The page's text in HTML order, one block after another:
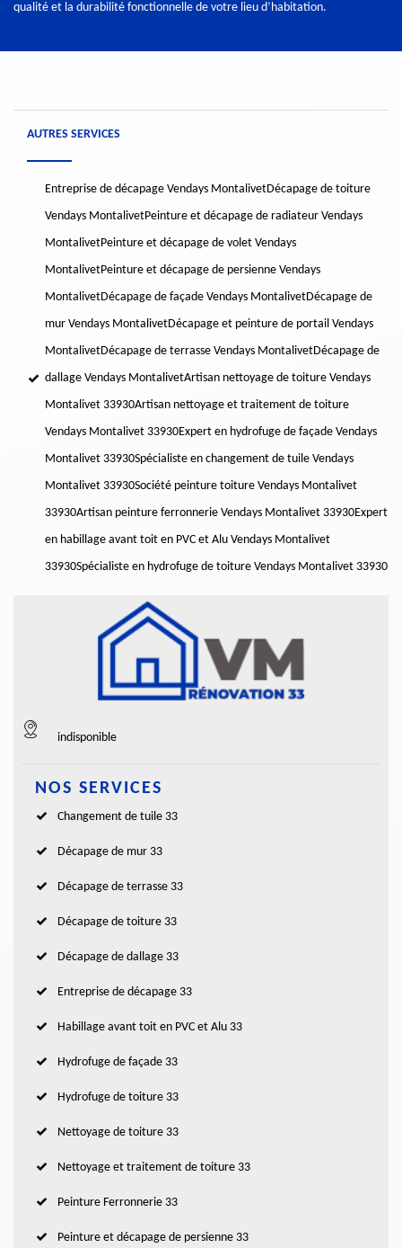
qualité et la durabilité fonctionnelle de votre lieu d’habitation.
AUTRES SERVICES
Entreprise de décapage Vendays MontalivetDécapage de toiture
Vendays MontalivetPeinture et décapage de radiateur Vendays
MontalivetPeinture et décapage de volet Vendays
MontalivetPeinture et décapage de persienne Vendays
MontalivetDécapage de façade Vendays MontalivetDécapage de
mur Vendays MontalivetDécapage et peinture de portail Vendays
MontalivetDécapage de terrasse Vendays MontalivetDécapage de
dallage Vendays MontalivetArtisan nettoyage de toiture Vendays
Montalivet 33930Artisan nettoyage et traitement de toiture
Vendays Montalivet 33930Expert en hydrofuge de façade Vendays
Montalivet 33930Spécialiste en changement de tuile Vendays
Montalivet 33930Société peinture toiture Vendays Montalivet
33930Artisan peinture ferronnerie Vendays Montalivet 33930Expert
en habillage avant toit en PVC et Alu Vendays Montalivet
33930Spécialiste en hydrofuge de toiture Vendays Montalivet 33930
indisponible
NOS SERVICES
Changement de tuile 33
Décapage de mur 33
Décapage de terrasse 33
Décapage de toiture 33
Décapage de dallage 33
Entreprise de décapage 33
Habillage avant toit en PVC et Alu 33
Hydrofuge de façade 33
Hydrofuge de toiture 33
Nettoyage de toiture 33
Nettoyage et traitement de toiture 33
Peinture Ferronnerie 33
Peinture et décapage de persienne 33